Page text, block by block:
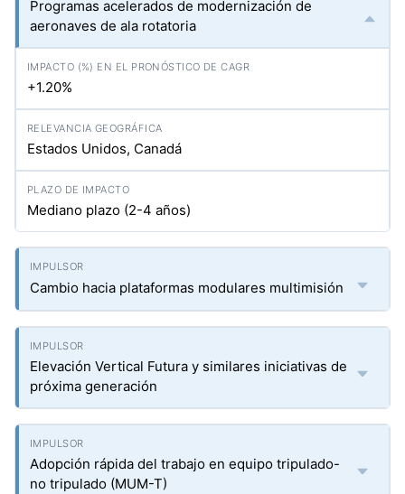
Programas acelerados de modernización de
aeronaves de ala rotatoria
+1.20%
Estados Unidos, Canadá
Mediano plazo (2-4 años)
Cambio hacia plataformas modulares multimisión
Elevación Vertical Futura y similares iniciativas de
próxima generación
Adopción rápida del trabajo en equipo tripulado-
no tripulado (MUM-T)